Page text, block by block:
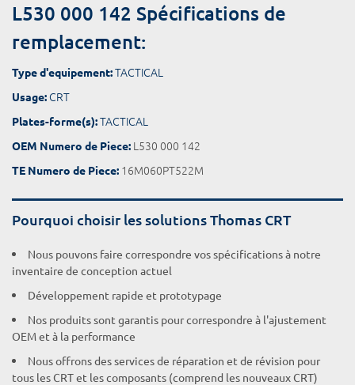
L530 000 142 Spécifications de
remplacement:
Type d'equipement:TACTICAL
Usage: CRT
Plates-forme(s):TACTICAL
OEM Numero de Piece: L530 000 142
TE Numero de Piece: 16M060PT522M
Pourquoi choisir les solutions Thomas CRT
Nous pouvons faire correspondre vos spécifications à notre
inventaire de conception actuel
Développement rapide et prototypage
Nos produits sont garantis pour correspondre à l'ajustement
OEM et à la performance
Nous offrons des services de réparation et de révision pour
tous les CRT et les composants (comprend les nouveaux CRT)